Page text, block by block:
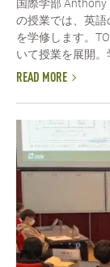
国際学部 Anthony
の授業では、英語
を学修します。
いて授業を展開。
READ MORE